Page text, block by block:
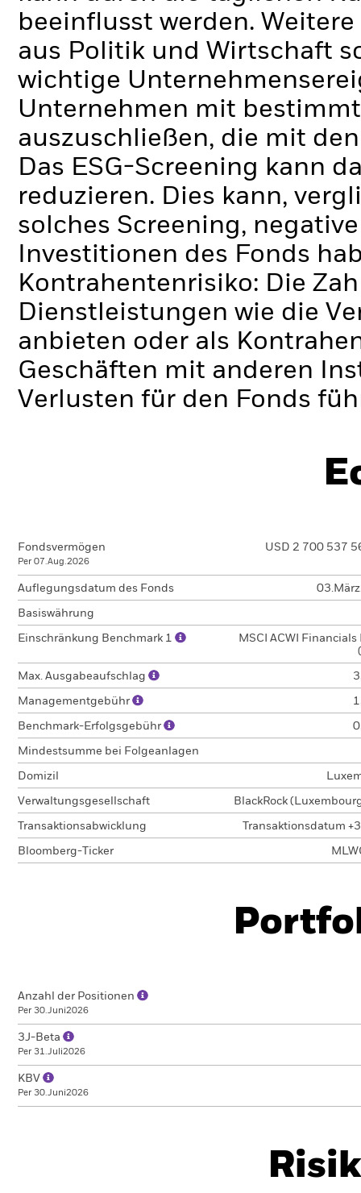
beeinflusst werden.
aus Politik und Wirtschaft
wichtige
Unternehmen mit
auszuschließen, die mit
Das ESG-Screening kann
reduzieren. Dies kann,
solches Screening,
Investitionen des Fonds
Kontrahentenrisiko: Die
Dienstleistungen wie die
anbieten oder als
Geschäften mit anderen
Verlusten für den Fonds
Fondsvermögen
Per 07.Aug.2026
USD 2 700 537
Auflegungsdatum des Fonds
Basiswährung
Einschränkung Benchmark 1
MSCI ACWI Financials
Max. Ausgabeaufschlag
Managementgebühr
Benchmark-Erfolgsgebühr
Mindestsumme bei Folgeanlagen
Domizil
Verwaltungsgesellschaft BlackRock
Transaktionsabwicklung Transaktionsdatum
Bloomberg-Ticker
Anzahl der Positionen
Per 30.Juni2026
3J-Beta
Per 31.Juli2026
KBV
Per 30.Juni2026